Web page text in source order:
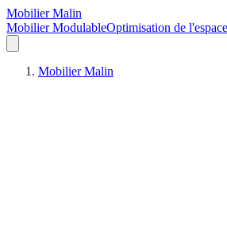
Mobilier Malin
Mobilier ModulableOptimisation de l'espace
Mobilier Malin